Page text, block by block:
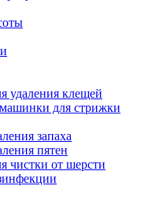
удаления клещей
для стрижки
запаха
пятен
чистки от шерсти